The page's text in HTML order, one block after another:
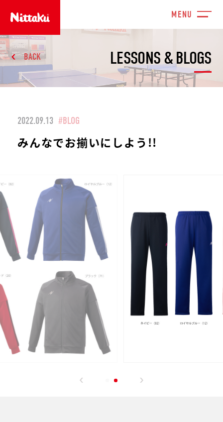
LESSONS & BLOGS
BACK
2022.09.13 #BLOG
みんなでお揃いにしよう!!